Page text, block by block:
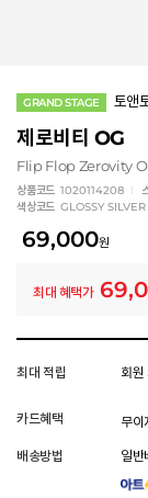
GRAND STAGE 토앤
제로비티 OG
Flip Flop Zerovity
상품코드 1020114208
색상코드 GLOSSY SILVER
69,000원
최대 혜택가
모든 혜택이 적용된
최대 적립 회원
카드혜택 무이
배송방법 일반